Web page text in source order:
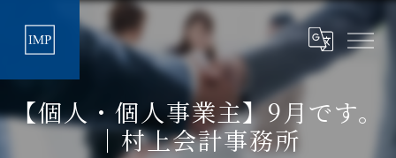
【個人・個人事業主】9月です。
｜村上会計事務所